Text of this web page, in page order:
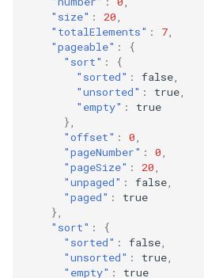
"size" : 20
"totalElements" : 7
"pageable" :
{
"sort" :
{
"sorted" : false
"unsorted" : true
"empty" :
true
},
"offset" : 0
"pageNumber" : 0
"pageSize" : 20
"unpaged" : false
"paged" :
true
},
"sort" :
{
"sorted" : false
"unsorted" : true
"empty" : true